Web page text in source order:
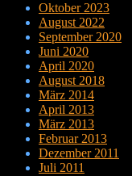
Oktober 2023
August 2022
September 2020
Juni 2020
April 2020
August 2018
März 2014
April 2013
März 2013
Februar 2013
Dezember 2011
Juli 2011